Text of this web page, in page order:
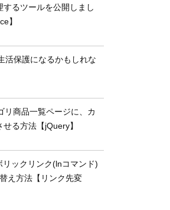
るツールを公開しまし
】
活保護になるかもしれな
リ商品一覧ページに、カ
る方法【jQuery】
リックリンク(lnコマンド)
え方法【リンク先変